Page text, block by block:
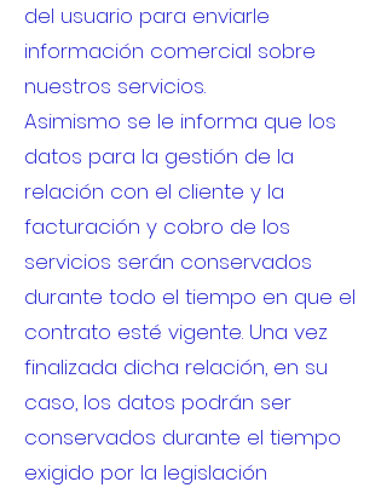
del usuario para enviarle
información comercial sobre
nuestros servicios.
Asimismo se le informa que los
datos para la gestión de la
relación con el cliente y la
facturación y cobro de los
servicios serán conservados
durante todo el tiempo en que el
contrato esté vigente. Una vez
finalizada dicha relación, en su
caso, los datos podrán ser
conservados durante el tiempo
exigido por la legislación